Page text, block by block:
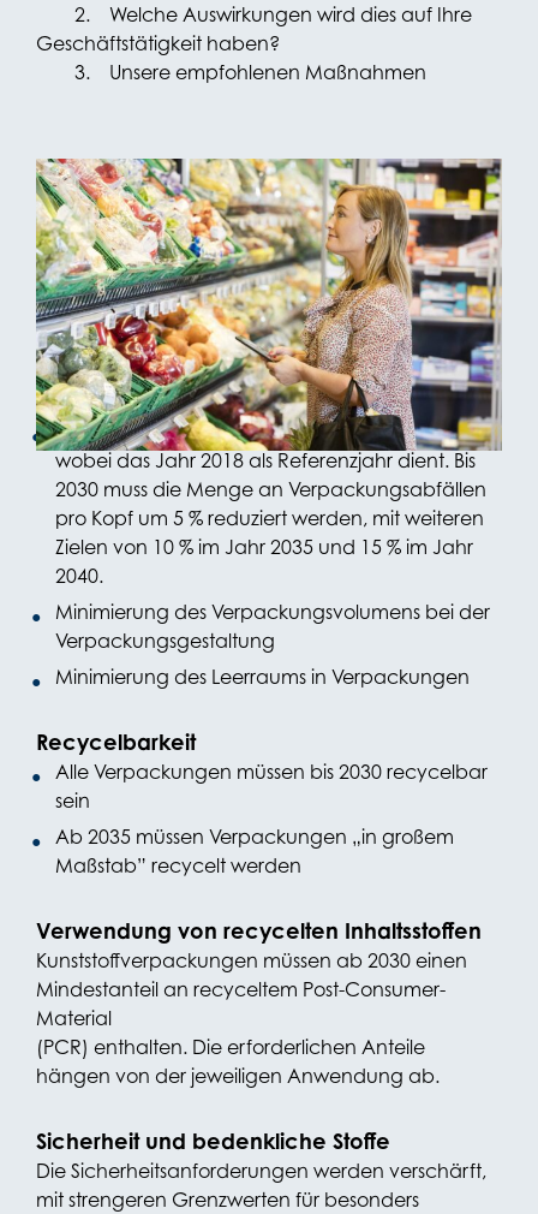
2. Welche Auswirkungen wird dies auf Ihre
Geschäftstätigkeit haben?
3. Unsere empfohlenen Maßnahmen
1. Kernpunkte der
Gesetzgebung
Reduzierung und Minimierung:
Die PPWR legt ambitionierte Reduktionsziele fest,
wobei das Jahr 2018 als Referenzjahr dient. Bis
2030 muss die Menge an Verpackungsabfällen
pro Kopf um 5 % reduziert werden, mit weiteren
Zielen von 10 % im Jahr 2035 und 15 % im Jahr
2040.
Minimierung des Verpackungsvolumens bei der
Verpackungsgestaltung
Minimierung des Leerraums in Verpackungen
Recycelbarkeit
Alle Verpackungen müssen bis 2030 recycelbar
sein
Ab 2035 müssen Verpackungen „in großem
Maßstab” recycelt werden
Verwendung von recycelten Inhaltsstoffen
Kunststoffverpackungen müssen ab 2030 einen
Mindestanteil an recyceltem Post-Consumer-
Material
(PCR) enthalten. Die erforderlichen Anteile
hängen von der jeweiligen Anwendung ab.
Sicherheit und bedenkliche Stoffe
Die Sicherheitsanforderungen werden verschärft,
mit strengeren Grenzwerten für besonders